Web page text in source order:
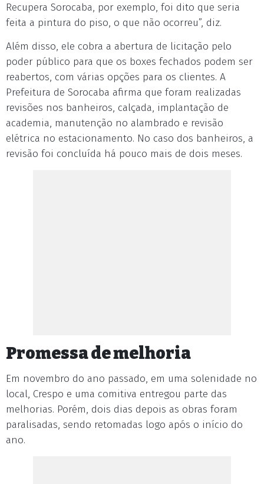
Recupera Sorocaba, por exemplo, foi dito que seria
feita a pintura do piso, o que não ocorreu”, diz.
Além disso, ele cobra a abertura de licitação pelo
poder público para que os boxes fechados podem ser
reabertos, com várias opções para os clientes. A
Prefeitura de Sorocaba afirma que foram realizadas
revisões nos banheiros, calçada, implantação de
academia, manutenção no alambrado e revisão
elétrica no estacionamento. No caso dos banheiros, a
revisão foi concluída há pouco mais de dois meses.
Promessa de melhoria
Em novembro do ano passado, em uma solenidade no
local, Crespo e uma comitiva entregou parte das
melhorias. Porém, dois dias depois as obras foram
paralisadas, sendo retomadas logo após o início do
ano.